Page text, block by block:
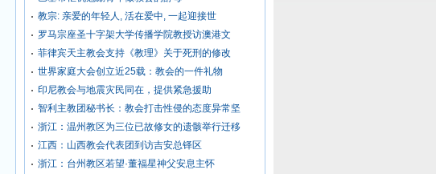
教宗: 亲爱的年轻人, 活在爱中, 一起迎接世
罗马宗座圣十字架大学传播学院教授访澳港文
菲律宾天主教会支持《教理》关于死刑的修改
世界家庭大会创立近25载：教会的一件礼物
印尼教会与地震灾民同在，提供紧急援助
智利主教团秘书长：教会打击性侵的态度异常坚
浙江：温州教区为三位已故修女的遗骸举行迁移
江西：山西教会代表团到访吉安总铎区
浙江：台州教区若望·董福星神父安息主怀